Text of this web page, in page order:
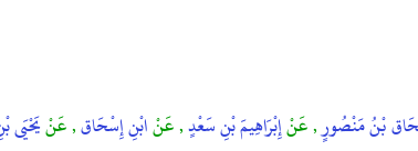
بْنُ مَنْصُورٍ, عَنْإِبْرَاهِيمَ بْنِ سَعْدٍ, عَنْابْنِ إِسْحَاق, عَنْيَحْيَى